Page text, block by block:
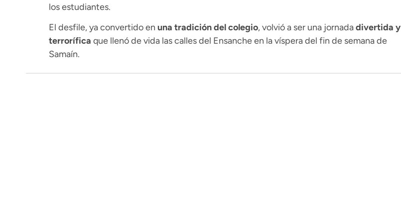
los estudiantes.
El desfile, ya convertido en una tradición del colegio, volvió a ser una jornadadivertida y
terrorífica que llenó de vida las calles del Ensanche en la víspera del fin de semana de
Samaín.